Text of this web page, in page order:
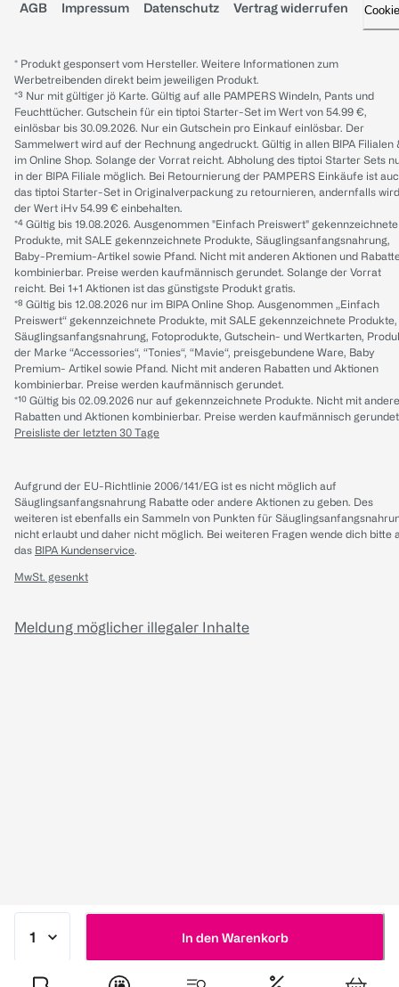
In den Warenkorb
AGB Impressum Datenschutz Vertrag widerrufen
* Produkt gesponsert vom Hersteller. Weitere Informationen zum
Werbetreibenden direkt beim jeweiligen Produkt.
*³ Nur mit gültiger jö Karte. Gültig auf alle PAMPERS Windeln, Pants und
Feuchttücher. Gutschein für ein tiptoi Starter-Set im Wert von 54.99 €,
einlösbar bis 30.09.2026. Nur ein Gutschein pro Einkauf einlösbar. Der
Sammelwert wird auf der Rechnung angedruckt. Gültig in allen BIPA Filialen
im Online Shop. Solange der Vorrat reicht. Abholung des tiptoi Starter Sets
in der BIPA Filiale möglich. Bei Retournierung der PAMPERS Einkäufe ist
das tiptoi Starter-Set in Originalverpackung zu retournieren, andernfalls wird
der Wert iHv 54.99 € einbehalten.
*⁴ Gültig bis 19.08.2026. Ausgenommen "Einfach Preiswert" gekennzeichnete
Produkte, mit SALE gekennzeichnete Produkte, Säuglingsanfangsnahrung,
Baby-Premium-Artikel sowie Pfand. Nicht mit anderen Aktionen und
kombinierbar. Preise werden kaufmännisch gerundet. Solange der Vorrat
reicht. Bei 1+1 Aktionen ist das günstigste Produkt gratis.
*⁸ Gültig bis 12.08.2026 nur im BIPA Online Shop. Ausgenommen „Einfach
Preiswert“ gekennzeichnete Produkte, mit SALE gekennzeichnete Produkte,
Säuglingsanfangsnahrung, Fotoprodukte, Gutschein- und Wertkarten,
der Marke “Accessories“, “Tonies“, “Mavie“, preisgebundene Ware, Baby
Premium- Artikel sowie Pfand. Nicht mit anderen Rabatten und Aktionen
kombinierbar. Preise werden kaufmännisch gerundet.
*¹⁰ Gültig bis 02.09.2026 nur auf gekennzeichnete Produkte. Nicht mit
Rabatten und Aktionen kombinierbar. Preise werden kaufmännisch
Preisliste der letzten 30 Tage
Aufgrund der EU-Richtlinie 2006/141/EG ist es nicht möglich auf
Säuglingsanfangsnahrung Rabatte oder andere Aktionen zu geben. Des
weiteren ist ebenfalls ein Sammeln von Punkten für
nicht erlaubt und daher nicht möglich. Bei weiteren Fragen wende dich bitte
das BIPA Kundenservice.
MwSt. gesenkt
Meldung möglicher illegaler Inhalte